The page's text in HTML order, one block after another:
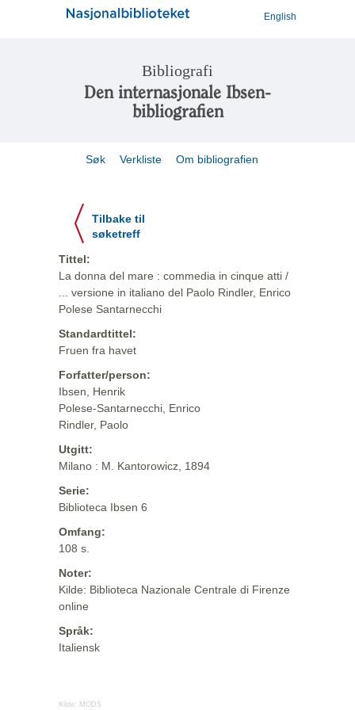
English
Bibliografi
Den internasjonale Ibsen-
bibliografien
Søk Verkliste Om bibliografien
Tilbake til
søketreff
Tittel:
La donna del mare : commedia in cinque atti /
... versione in italiano del Paolo Rindler, Enrico
Polese Santarnecchi
Standardtittel:
Fruen fra havet
Forfatter/person:
Ibsen, Henrik
Polese-Santarnecchi, Enrico
Rindler, Paolo
Utgitt:
Milano : M. Kantorowicz, 1894
Serie:
Biblioteca Ibsen 6
Omfang:
108 s.
Noter:
Kilde: Biblioteca Nazionale Centrale di Firenze
online
Språk:
Italiensk
Kilde: MODS